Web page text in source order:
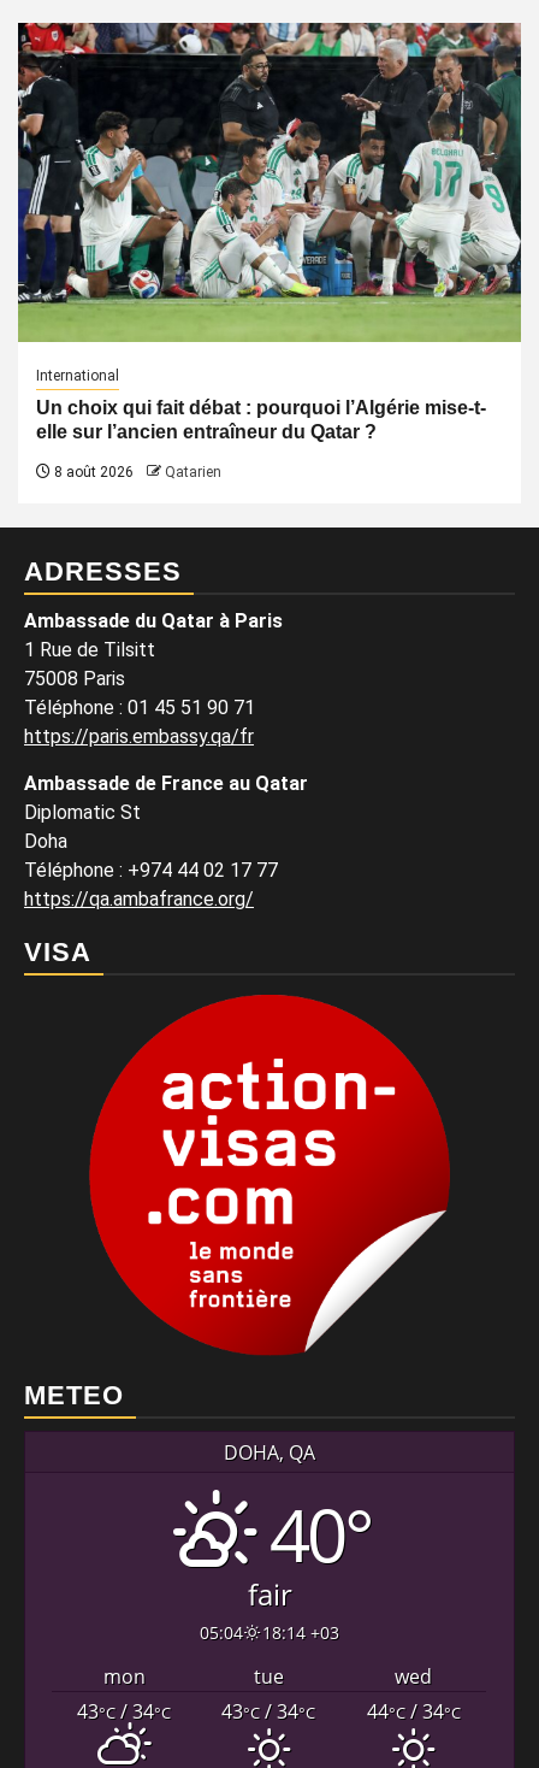
International
Un choix qui fait débat : pourquoi l’Algérie mise-t-
elle sur l’ancien entraîneur du Qatar ?
8 août 2026 Qatarien
ADRESSES
Ambassade du Qatar à Paris
1 Rue de Tilsitt
75008 Paris
Téléphone : 01 45 51 90 71
https://paris.embassy.qa/fr
Ambassade de France au Qatar
Diplomatic St
Doha
Téléphone : +974 44 02 17 77
https://qa.ambafrance.org/
VISA
METEO
DOHA, QA
40°
fair
05:04 18:14 +03
mon tue
wed
43°C/ 34°C 43°C/ 34°C 44°C/ 34°C